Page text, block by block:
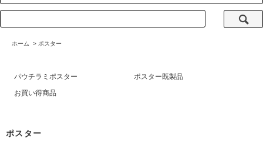
ホーム > ポスター
パウチラミポスター
ポスター既製品
お買い得商品
ポスター